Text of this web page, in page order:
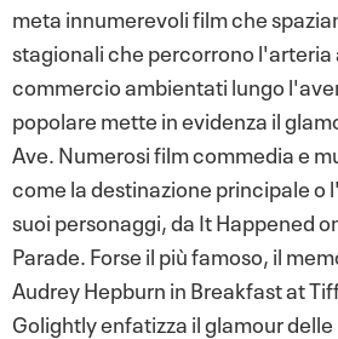
meta innumerevoli film che
stagionali che percorrono l'arteria
commercio ambientati lungo
popolare mette in evidenza il
Ave. Numerosi film commedia e
come la destinazione principale o
suoi personaggi, da It Happened
Parade. Forse il più famoso, il
Audrey Hepburn in Breakfast at
Golightly enfatizza il glamour